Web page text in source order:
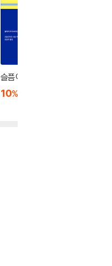
슬픔이여 안녕
10%